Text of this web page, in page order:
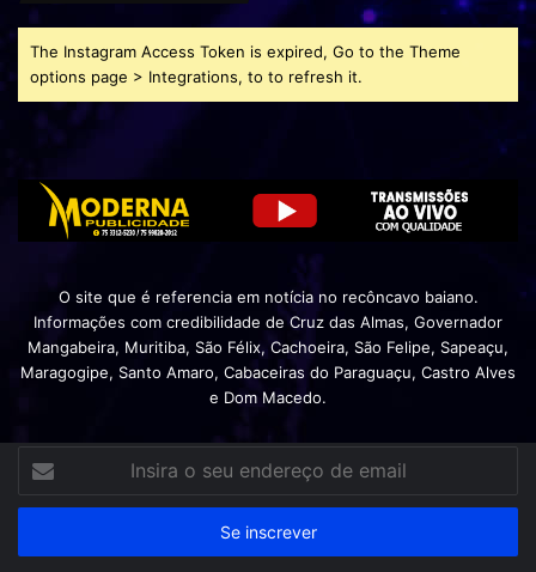
The Instagram Access Token is expired, Go to the Theme
options page > Integrations, to to refresh it.
O site que é referencia em notícia no recôncavo baiano.
Informações com credibilidade de Cruz das Almas, Governador
Mangabeira, Muritiba, São Félix, Cachoeira, São Felipe, Sapeaçu,
Maragogipe, Santo Amaro, Cabaceiras do Paraguaçu, Castro Alves
e Dom Macedo.
seu
de